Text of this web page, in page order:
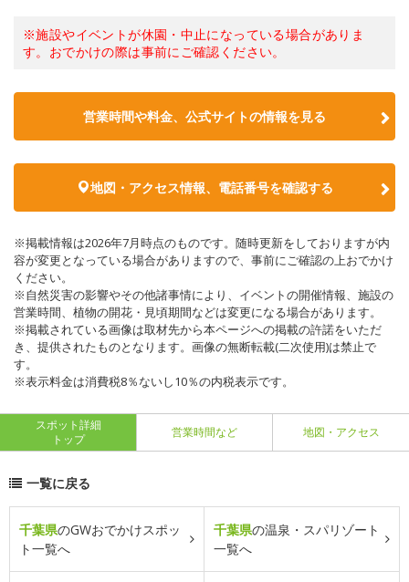
※施設やイベントが休園・中止になっている場合がありま
す。おでかけの際は事前にご確認ください。
営業時間や料金、公式サイトの情報を見る
地図・アクセス情報、電話番号を確認する
※掲載情報は2026年7月時点のものです。随時更新をしておりますが内
容が変更となっている場合がありますので、事前にご確認の上おでかけ
ください。
※自然災害の影響やその他諸事情により、イベントの開催情報、施設の
営業時間、植物の開花・見頃期間などは変更になる場合があります。
※掲載されている画像は取材先から本ページへの掲載の許諾をいただ
き、提供されたものとなります。画像の無断転載(二次使用)は禁止で
す。
※表示料金は消費税8％ないし10％の内税表示です。
スポット詳細
トップ
営業時間など 地図・アクセス
一覧に戻る
千葉県のGWおでかけスポッ
ト一覧へ
千葉県の温泉・スパリゾート
一覧へ